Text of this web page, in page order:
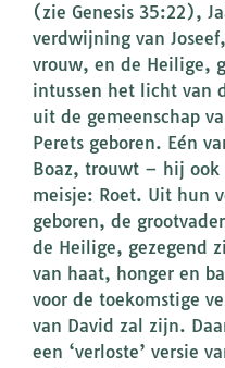
(zie Genesis 35:22),
verdwijning van
vrouw, en de Heilige,
intussen het licht van
uit de gemeenschap
Perets geboren. Eén
Boaz, trouwt – hij
meisje: Roet. Uit hun
geboren, de
de Heilige, gezegend
van haat, honger en
voor de toekomstige
van David zal zijn.
een ‘verloste’ versie